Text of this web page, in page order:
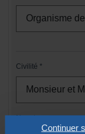
Civilité
Nom